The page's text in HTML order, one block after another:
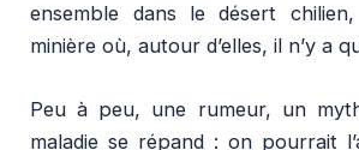
ensemble dans le désert
minière où, autour d’elles, il n’y a
Peu à peu, une rumeur, un
maladie se répand : on pourrait